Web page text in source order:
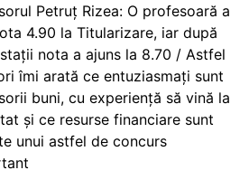
Petruț Rizea: O profesoară a
4.90 la Titularizare, iar după
nota a ajuns la 8.70 / Astfel
îmi arată ce entuziasmați sunt
buni, cu experiență să vină la
și ce resurse financiare sunt
unui astfel de concurs